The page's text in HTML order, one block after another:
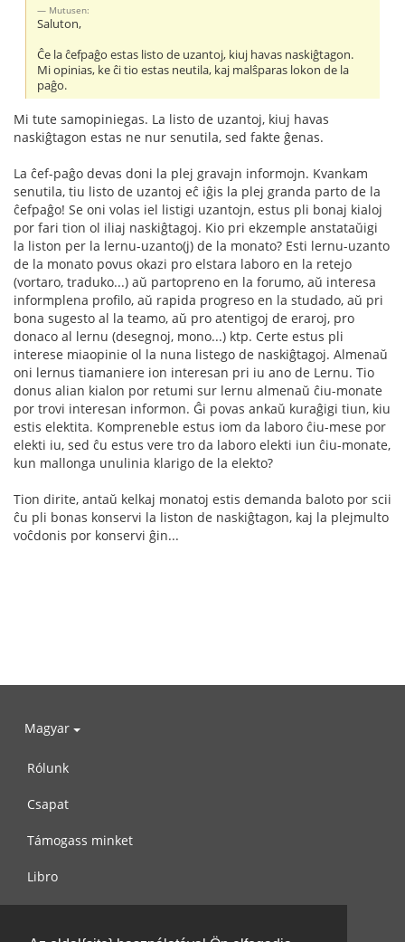
Mutusen:
Saluton,
Ĉe la ĉefpaĝo estas listo de uzantoj, kiuj havas naskiĝtagon.
Mi opinias, ke ĉi tio estas neutila, kaj malŝparas lokon de la
paĝo.
Mi tute samopiniegas. La listo de uzantoj, kiuj havas
naskiĝtagon estas ne nur senutila, sed fakte ĝenas.
La ĉef-paĝo devas doni la plej gravajn informojn. Kvankam
senutila, tiu listo de uzantoj eĉ iĝis la plej granda parto de la
ĉefpaĝo! Se oni volas iel listigi uzantojn, estus pli bonaj kialoj
por fari tion ol iliaj naskiĝtagoj. Kio pri ekzemple anstataŭigi
la liston per la lernu-uzanto(j) de la monato? Esti lernu-uzanto
de la monato povus okazi pro elstara laboro en la retejo
(vortaro, traduko...) aŭ partopreno en la forumo, aŭ interesa
informplena profilo, aŭ rapida progreso en la studado, aŭ pri
bona sugesto al la teamo, aŭ pro atentigoj de eraroj, pro
donaco al lernu (desegnoj, mono...) ktp. Certe estus pli
interese miaopinie ol la nuna listego de naskiĝtagoj. Almenaŭ
oni lernus tiamaniere ion interesan pri iu ano de Lernu. Tio
donus alian kialon por retumi sur lernu almenaŭ ĉiu-monate
por trovi interesan informon. Ĝi povas ankaŭ kuraĝigi tiun, kiu
estis elektita. Kompreneble estus iom da laboro ĉiu-mese por
elekti iu, sed ĉu estus vere tro da laboro elekti iun ĉiu-monate,
kun mallonga unulinia klarigo de la elekto?
Tion dirite, antaŭ kelkaj monatoj estis demanda baloto por scii
ĉu pli bonas konservi la liston de naskiĝtagon, kaj la plejmulto
voĉdonis por konservi ĝin...
Magyar
Rólunk
Csapat
Támogass minket
Libro